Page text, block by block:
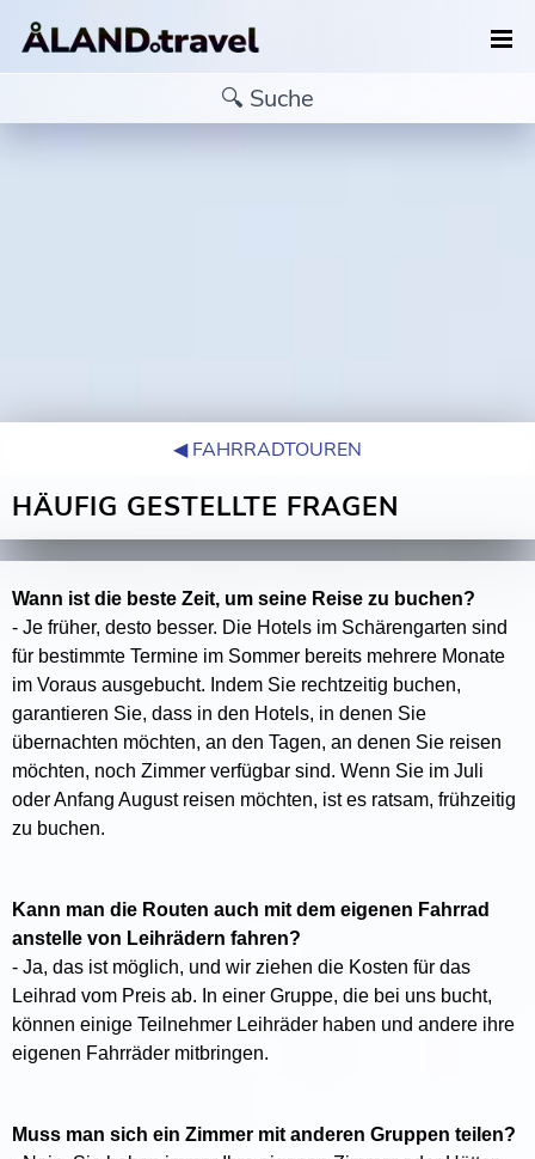
◀︎ FAHRRADTOUREN
HÄUFIG GESTELLTE FRAGEN
Wann ist die beste Zeit, um seine Reise zu buchen?
- Je früher, desto besser. Die Hotels im Schärengarten sind
für bestimmte Termine im Sommer bereits mehrere Monate
im Voraus ausgebucht. Indem Sie rechtzeitig buchen,
garantieren Sie, dass in den Hotels, in denen Sie
übernachten möchten, an den Tagen, an denen Sie reisen
möchten, noch Zimmer verfügbar sind. Wenn Sie im Juli
oder Anfang August reisen möchten, ist es ratsam, frühzeitig
zu buchen.
Kann man die Routen auch mit dem eigenen Fahrrad
anstelle von Leihrädern fahren?
- Ja, das ist möglich, und wir ziehen die Kosten für das
Leihrad vom Preis ab. In einer Gruppe, die bei uns bucht,
können einige Teilnehmer Leihräder haben und andere ihre
eigenen Fahrräder mitbringen.
Muss man sich ein Zimmer mit anderen Gruppen teilen?